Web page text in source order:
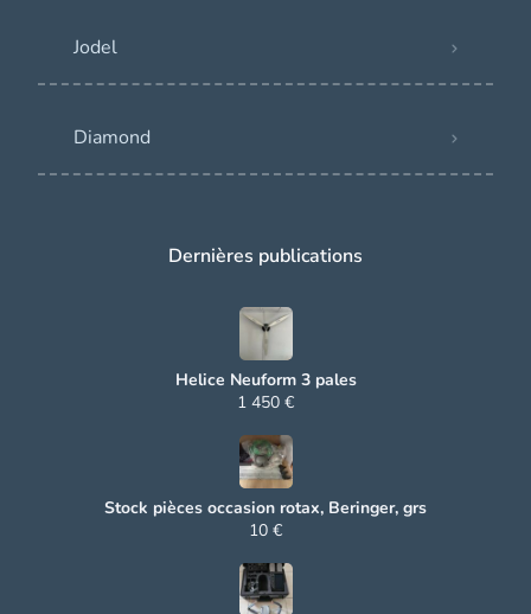
Jodel
Diamond
Dernières publications
Helice Neuform 3 pales
1 450 €
Stock pièces occasion rotax, Beringer, grs
10 €